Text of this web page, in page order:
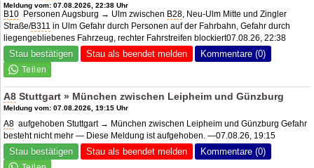
Meldung vom: 07.08.2026, 22:38 Uhr
B10 Personen Augsburg → Ulm zwischen B28, Neu-Ulm Mitte und Zingler
Straße/B311 in Ulm Gefahr durch Personen auf der Fahrbahn, Gefahr durch
liegengebliebenes Fahrzeug, rechter Fahrstreifen blockiert07.08.26, 22:38
Stau bestätigen Stau als beendet melden Kommentare (0)
A8 Stuttgart » München zwischen Leipheim und Günzburg
Meldung vom: 07.08.2026, 19:15 Uhr
A8 aufgehoben Stuttgart → München zwischen Leipheim und Günzburg Gefahr
besteht nicht mehr — Diese Meldung ist aufgehoben. —07.08.26, 19:15
Stau bestätigen Stau als beendet melden Kommentare (0)